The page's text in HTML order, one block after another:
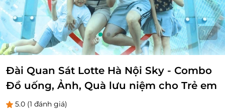
2/4
Đài Quan Sát Lotte Hà Nội Sky - Combo
Đồ uống, Ảnh, Quà lưu niệm cho Trẻ em
5.0 (1 đánh giá)